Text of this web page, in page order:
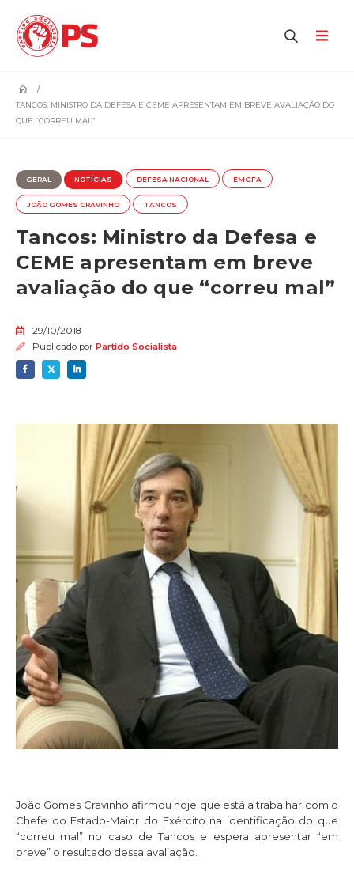
TANCOS: MINISTRO DA DEFESA E CEME APRESENTAM EM BREVE AVALIAÇÃO DO
QUE “CORREU MAL”
GERAL NOTÍCIAS DEFESA NACIONAL EMGFA
JOÃO GOMES CRAVINHO TANCOS
Tancos: Ministro da Defesa e
CEME apresentam em breve
avaliação do que “correu mal”
29/10/2018
Publicado por Partido Socialista
João Gomes Cravinho afirmou hoje que está a trabalhar com o
Chefe do Estado-Maior do Exército na identificação do que
“correu mal” no caso de Tancos e espera apresentar “em
breve” o resultado dessa avaliação.